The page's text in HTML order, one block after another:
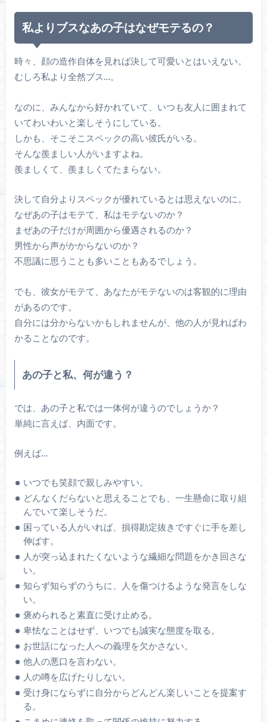
私よりブスなあの子はなぜモテるの？
時々、顔の造作自体を見れば決して可愛いとはいえない。
むしろ私より全然ブス…。
なのに、みんなから好かれていて、いつも友人に囲まれて
いてわいわいと楽しそうにしている。
しかも、そこそこスペックの高い彼氏がいる。
そんな羨ましい人がいますよね。
羨ましくて、羨ましくてたまらない。
決して自分よりスペックが優れているとは思えないのに。
なぜあの子はモテて、私はモテないのか？
まぜあの子だけが周囲から優遇されるのか？
男性から声がかからないのか？
不思議に思うことも多いこともあるでしょう。
でも、彼女がモテて、あなたがモテないのは客観的に理由
があるのです。
自分には分からないかもしれませんが、他の人が見ればわ
かることなのです。
あの子と私、何が違う？
では、あの子と私では一体何が違うのでしょうか？
単純に言えば、内面です。
例えば…
いつでも笑顔で親しみやすい。
どんなくだらないと思えることでも、一生懸命に取り組
んでいて楽しそうだ。
困っている人がいれば、損得勘定抜きですぐに手を差し
伸ばす。
人が突っ込まれたくないような繊細な問題をかき回さな
い。
知らず知らずのうちに、人を傷つけるような発言をしな
い。
褒められると素直に受け止める。
卑怯なことはせず、いつでも誠実な態度を取る。
お世話になった人への義理を欠かさない。
他人の悪口を言わない。
人の噂を広げたりしない。
受け身にならずに自分からどんどん楽しいことを提案す
る。